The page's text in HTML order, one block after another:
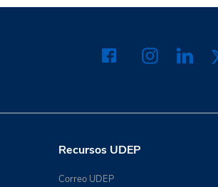
Recursos UDEP
Correo UDEP